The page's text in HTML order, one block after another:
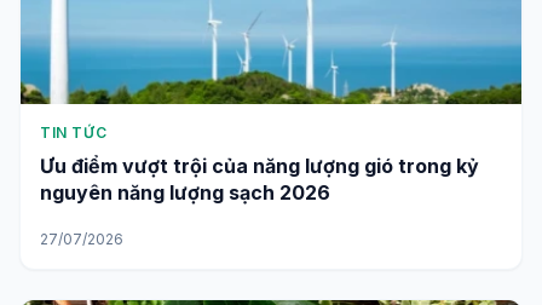
TIN TỨC
Ưu điểm vượt trội của năng lượng gió trong kỷ
nguyên năng lượng sạch 2026
27/07/2026